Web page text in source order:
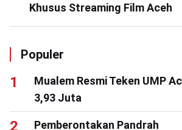
Khusus Streaming Film Aceh
Populer
Mualem Resmi Teken UMP
3,93 Juta
Pemberontakan Pandrah